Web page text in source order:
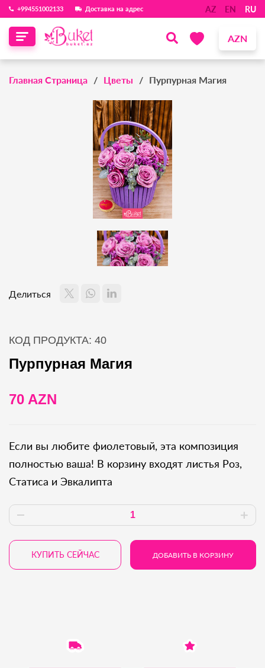
‪+994551002133‬ Доставка на адрес AZ EN RU
AZN
Главная Страница Цветы Пурпурная Магия
Делиться
КОД ПРОДУКТА: 40
Пурпурная Магия
70 AZN
Если вы любите фиолетовый, эта композиция
полностью ваша! В корзину входят листья Роз,
Статиса и Эвкалипта
КУПИТЬ СЕЙЧАС ДОБАВИТЬ В КОРЗИНУ